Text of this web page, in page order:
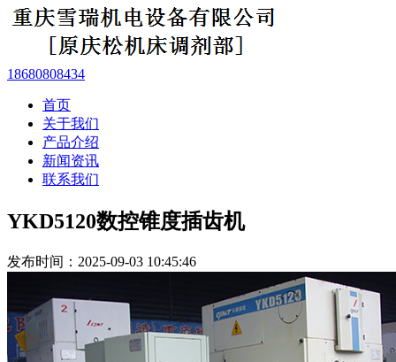
18680808434
首页
关于我们
产品介绍
新闻资讯
联系我们
YKD5120数控锥度插齿机
发布时间：2025-09-03 10:45:46